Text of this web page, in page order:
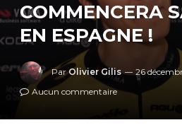
COMMENCERA
EN ESPAGNE !
Par Olivier Gilis
26
Aucun commentaire